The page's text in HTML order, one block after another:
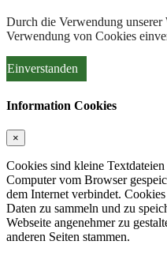
Durch die Verwendung unserer
Verwendung von Cookies
Einverstanden
Information Cookies
×
Cookies sind kleine
Computer vom Browser
dem Internet verbindet.
Daten zu sammeln und zu
Webseite angenehmer zu
anderen Seiten stammen.